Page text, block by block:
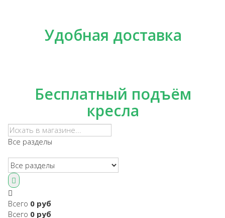
Удобная доставка
Бесплатный подъём
кресла
Все разделы
Всего 0 руб
Всего 0 руб